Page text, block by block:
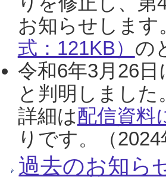
お知らせします
式：121KB） の
令和6年3月26
と判明しまし
詳細は配信資料
りです。（2024
過去のお知ら